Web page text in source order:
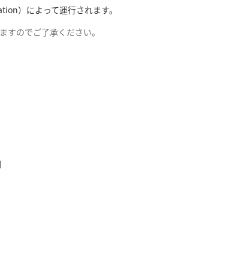
）によって運行されます。
すのでご了承ください。